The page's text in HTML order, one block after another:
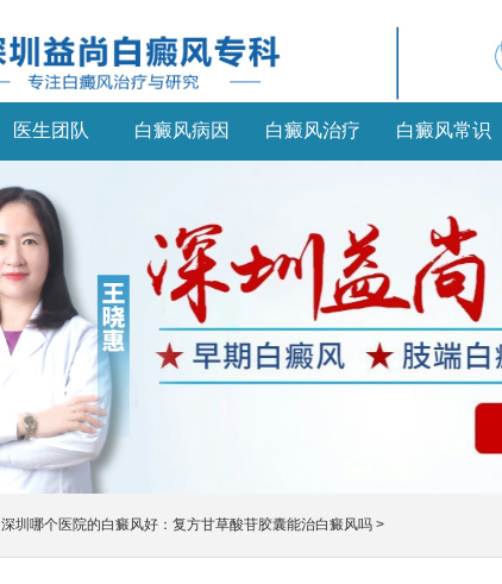
医生团队 白癜风病因 白癜风治疗 白癜风常识
深圳哪个医院的白癜风好：复方甘草酸苷胶囊能治白癜风吗 >